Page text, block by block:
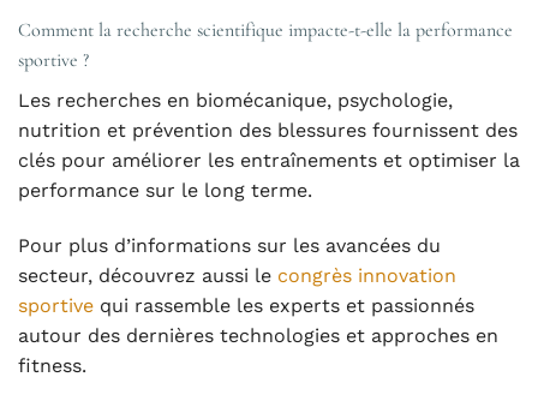
Comment la recherche scientifique impacte-t-elle la performance
sportive ?
Les recherches en biomécanique, psychologie,
nutrition et prévention des blessures fournissent des
clés pour améliorer les entraînements et optimiser la
performance sur le long terme.
Pour plus d’informations sur les avancées du
secteur, découvrez aussi le congrès innovation
sportive qui rassemble les experts et passionnés
autour des dernières technologies et approches en
fitness.